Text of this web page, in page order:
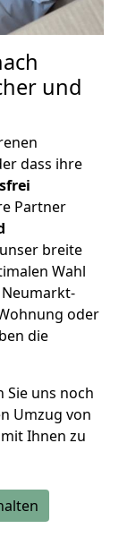
und
dass ihre
Partner
breite
Wahl
oder
die
uns noch
Umzug von
Ihnen zu